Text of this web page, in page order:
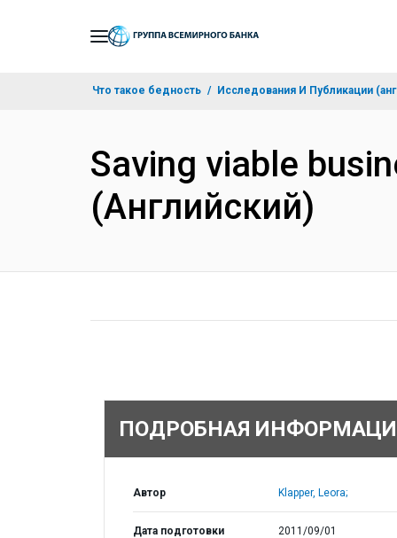
Что такое бедность Исследования И Публикации
Saving viable
(Английский)
ПОДРОБНАЯ
Автор Klapper, Leora;
Дата подготовки
2011/09/01